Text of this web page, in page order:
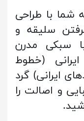
شما با طراحی
سلیقه و
با سبکی مدرن
(خطوط
ایرانی) گرد
و اصالت را